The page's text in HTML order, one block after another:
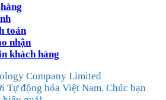
toán
nhận
khách hàng
Company Limited
Tự động hóa Việt Nam. Chúc bạn